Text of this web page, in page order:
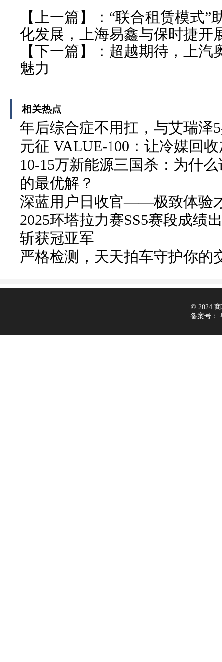
【上一篇】： “联合租赁模式”
化发展，上海易鑫与保时捷开
【下一篇】： 超越期待，上汽
魅力
相关热点
年后综合症不用扛，与艾瑞泽
元征 VALUE-100：让冷媒回
10-15万新能源三国杀：为什么
的最优解？
深蓝用户日收官——极致体验
2025环塔拉力赛SS5赛段成绩
斩获冠亚军
严格检测，天天拍车守护你的
© 2024 商
备案号：